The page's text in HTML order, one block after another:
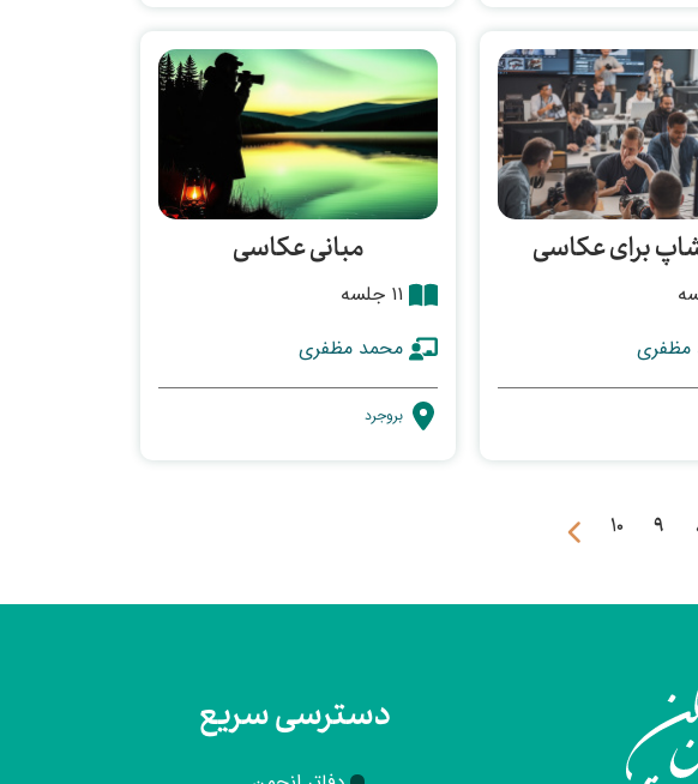
برای عکاسی
مظفری
مبانی عکاسی
۱۱ جلسه
محمد مظفری
بروجرد
9
10
دسترسی سریع